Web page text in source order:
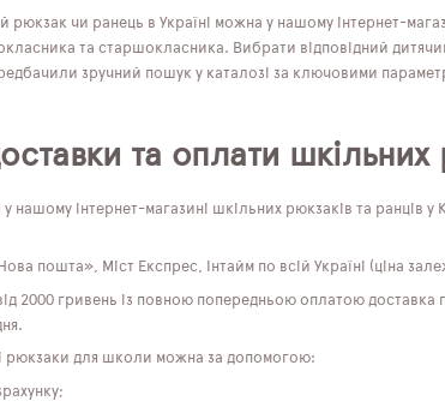
рюкзак чи ранець в Україні можна у нашому інтернет-
та старшокласника. Вибрати відповідний
зручний пошук у каталозі за ключовими
та оплати шкільних
нашому інтернет-магазині шкільних рюкзаків та ранців
пошта», Міст Експрес, Інтайм по всій Україні (ціна
2000 гривень із повною попередньою оплатою
рюкзаки для школи можна за допомогою: